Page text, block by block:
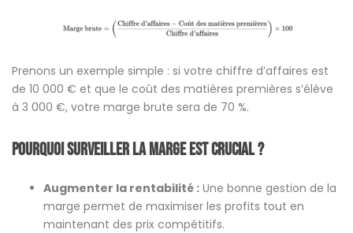
Prenons un exemple simple : si votre chiffre d’affaires est
de 10 000 € et que le coût des matières premières s’élève
à 3 000 €, votre marge brute sera de 70 %.
Pourquoi surveiller la marge est crucial ?
Augmenter la rentabilité : Une bonne gestion de la
marge permet de maximiser les profits tout en
maintenant des prix compétitifs.